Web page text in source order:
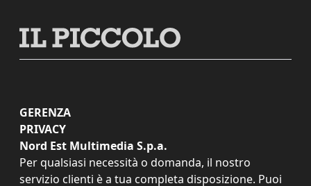
GERENZA
PRIVACY
Nord Est Multimedia S.p.a.
Per qualsiasi necessità o domanda, il nostro
servizio clienti è a tua completa disposizione. Puoi